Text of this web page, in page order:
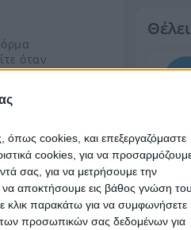
όπως cookies, και επεξεργαζόμαστε
cookies, για να
σας, για να μετρήσουμε την
να αποκτήσουμε εις βάθος γνώση του
κλικ παρακάτω για να συμφωνήσετε
των προσωπικών σας δεδομένων για
όταν
Τα